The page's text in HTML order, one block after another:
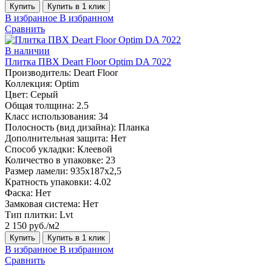
Купить Купить в 1 клик
В избранное В избранном
Сравнить
В наличии
Плитка ПВХ Deart Floor Optim DA 7022
Производитель: Deart Floor
Коллекция: Optim
Цвет: Серый
Общая толщина: 2.5
Класс использования: 34
Полосность (вид дизайна): Планка
Дополнительная защита: Нет
Способ укладки: Клеевой
Количество в упаковке: 23
Размер ламели: 935х187х2,5
Кратность упаковки: 4.02
Фаска: Нет
Замковая система: Нет
Тип плитки: Lvt
2 150 руб./м2
Купить Купить в 1 клик
В избранное В избранном
Сравнить